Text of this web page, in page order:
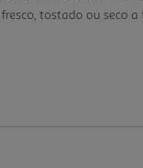
tostado ou seco a
e ao tipo de
acessórios laváveis na
limpeza depois de usar,